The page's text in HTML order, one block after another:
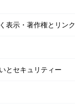
表示・著作権とリンク
とセキュリティー